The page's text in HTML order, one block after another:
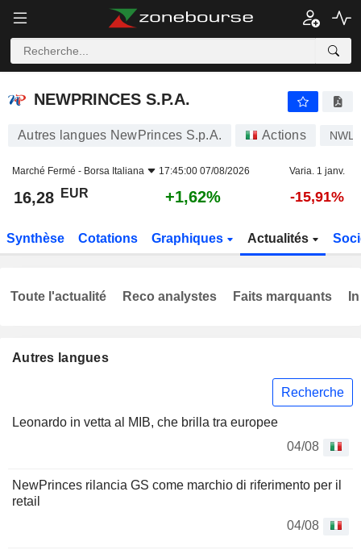
NEWPRINCES S.P.A.
NEWPRINCES S.P.A.
Autres langues NewPrinces S.p.A. Actions NWL
Marché Fermé - Borsa Italiana 17:45:00 07/08/2026 Varia. 1 janv.
16,28 EUR +1,62% -15,91%
Synthèse Cotations Graphiques Actualités
Autres langues
Recherche
Leonardo in vetta al MIB, che brilla tra europee
04/08
NewPrinces rilancia GS come marchio di riferimento per il
retail
04/08
Toute l'actualité Reco analystes Faits marquants